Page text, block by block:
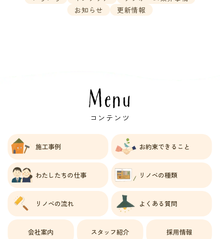
お知らせ
更新情報
Menu
コンテンツ
施工事例 お約束できること
わたしたちの仕事 リノベの種類
リノベの流れ よくある質問
会社案内 スタッフ紹介 採用情報